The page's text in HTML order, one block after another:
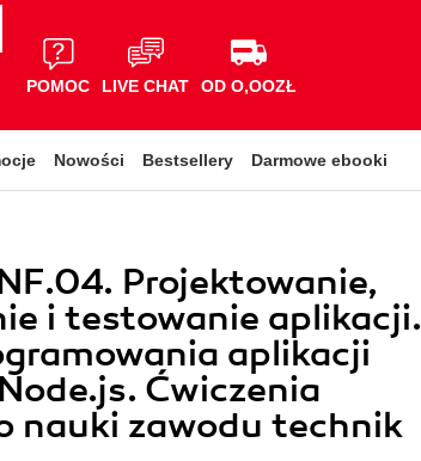
POMOC LIVE CHAT OD O,OOZŁ
Nowości Bestsellery Darmowe ebooki
Projektowanie,
i testowanie aplikacji.
aplikacji
Ćwiczenia
nauki zawodu technik